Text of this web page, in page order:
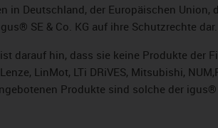
in Deutschland, der Europäischen
SE & Co. KG auf ihre Schutzrechte dar.
darauf hin, dass sie keine Produkte der
LinMot, LTi DRiVES, Mitsubishi,
Produkte sind solche der igus®